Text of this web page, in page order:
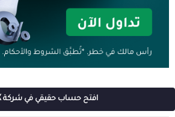
افتح حساب حقيقي في شركة TNFX